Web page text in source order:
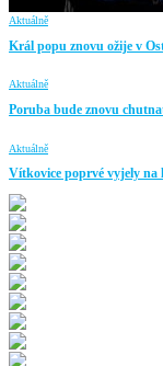
Aktuálně
Král popu znovu ožije v
Aktuálně
Poruba bude znovu
Aktuálně
Vítkovice poprvé vyjely